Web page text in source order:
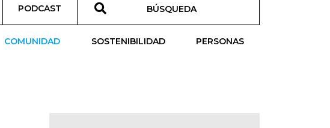
PODCAST
COMUNIDAD SOSTENIBILIDAD PERSONAS